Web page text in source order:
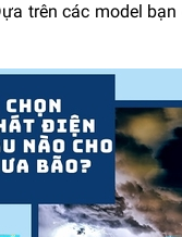
trên các model